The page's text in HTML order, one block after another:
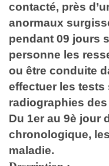
contacté, près
anormaux
pendant 09 jours
personne les
ou être conduite
effectuer les
radiographies
Du 1er au 9è jour
chronologique,
maladie.